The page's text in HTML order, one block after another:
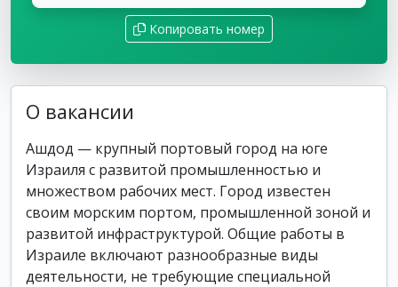
Копировать номер
О вакансии
Ашдод — крупный портовый город на юге
Израиля с развитой промышленностью и
множеством рабочих мест. Город известен
своим морским портом, промышленной зоной и
развитой инфраструктурой. Общие работы в
Израиле включают разнообразные виды
деятельности, не требующие специальной